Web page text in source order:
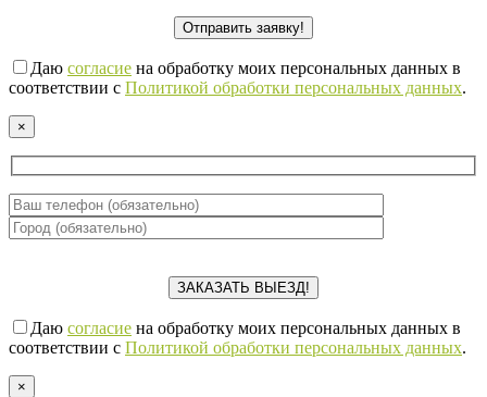
Даю согласие на обработку моих персональных данных в
соответствии с Политикой обработки персональных данных.
×
Даю согласие на обработку моих персональных данных в
соответствии с Политикой обработки персональных данных.
×